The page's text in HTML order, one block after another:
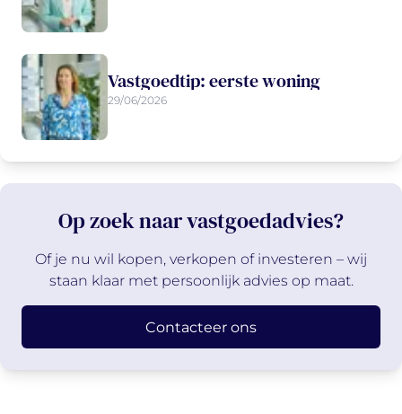
Vastgoedtip: eerste woning
29/06/2026
Op zoek naar vastgoedadvies?
Of je nu wil kopen, verkopen of investeren – wij
staan klaar met persoonlijk advies op maat.
Contacteer ons